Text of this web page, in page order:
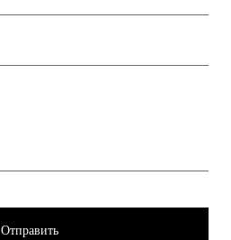
Отправить